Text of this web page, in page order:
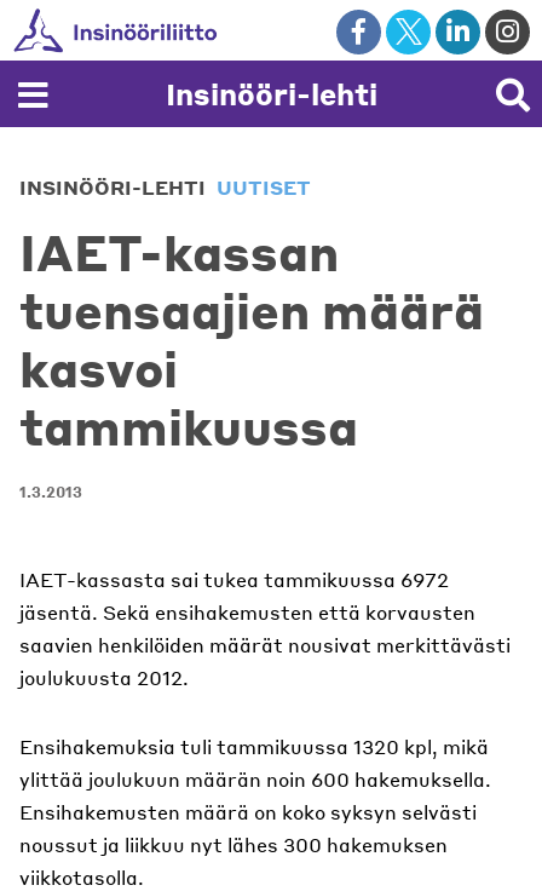
Skip
to
content
Insinööri-lehti
INSINÖÖRI-LEHTI UUTISET
IAET-kassan
tuensaajien määrä
kasvoi
tammikuussa
1.3.2013
IAET-kassasta sai tukea tammikuussa 6972
jäsentä. Sekä ensihakemusten että korvausten
saavien henkilöiden määrät nousivat merkittävästi
joulukuusta 2012.
Ensihakemuksia tuli tammikuussa 1320 kpl, mikä
ylittää joulukuun määrän noin 600 hakemuksella.
Ensihakemusten määrä on koko syksyn selvästi
noussut ja liikkuu nyt lähes 300 hakemuksen
viikkotasolla.